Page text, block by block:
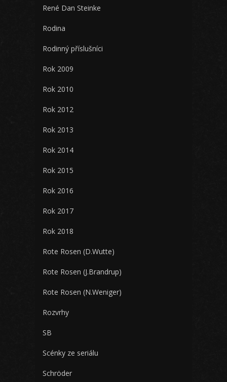
René Dan Steinke
Rodina
Rodinný příslušníci
Rok 2009
Rok 2010
Rok 2012
Rok 2013
Rok 2014
Rok 2015
Rok 2016
Rok 2017
Rok 2018
Rote Rosen (D.Wutte)
Rote Rosen (J.Brandrup)
Rote Rosen (N.Weniger)
Rozvrhy
SB
Scénky ze seriálu
Schröder